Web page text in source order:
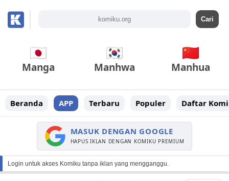
Manga Manhwa Manhua
Beranda APP Terbaru Populer Daftar
MASUK DENGAN GOOGLE
HAPUS IKLAN DENGAN KOMIKU PREMIUM
Login untuk akses Komiku tanpa iklan yang mengganggu.